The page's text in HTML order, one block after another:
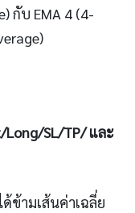
กับ EMA 4 (4-
Long/SL/TP/ และ
ข้ามเส้นค่าเฉลี่ย